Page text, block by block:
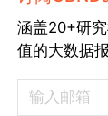
涵盖20+研
值的大数据报